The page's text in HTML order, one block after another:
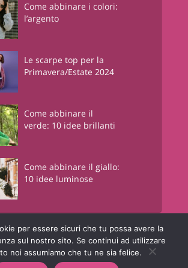
Come abbinare i colori:
l’argento
Le scarpe top per la
Primavera/Estate 2024
Come abbinare il
verde: 10 idee brillanti
Come abbinare il giallo:
10 idee luminose
è una risorsa informativa online a contenuto
- Junglam Magazine - P.IVA 05442450960
per essere sicuri che tu possa avere la
sul nostro sito. Se continui ad utilizzare
noi assumiamo che tu ne sia felice.